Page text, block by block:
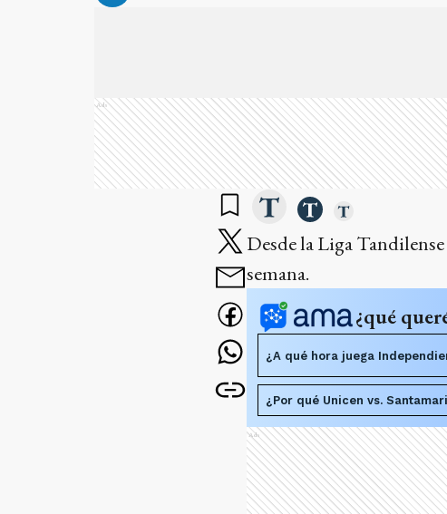
Ads
Desde la Liga
semana.
¿qué
¿A qué hora juega
¿Por qué Unicen vs.
Ads